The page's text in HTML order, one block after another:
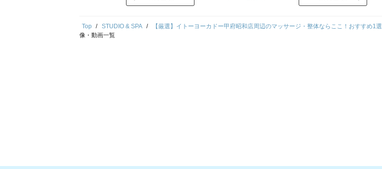
Top STUDIO & SPA 【厳選】イトーヨーカドー甲府昭和店周辺のマッサージ・整体ならここ！おすすめ1選
像・動画一覧